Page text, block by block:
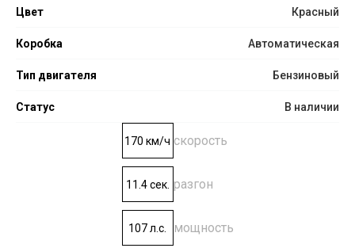
Цвет Красный
Коробка Автоматическая
Тип двигателя Бензиновый
Статус В наличии
170 км/ч скорость
11.4 сек. разгон
107 л.с. мощность